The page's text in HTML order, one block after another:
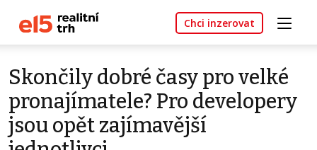
Chci inzerovat
Skončily dobré časy pro velké
pronajímatele? Pro developery
jsou opět zajímavější